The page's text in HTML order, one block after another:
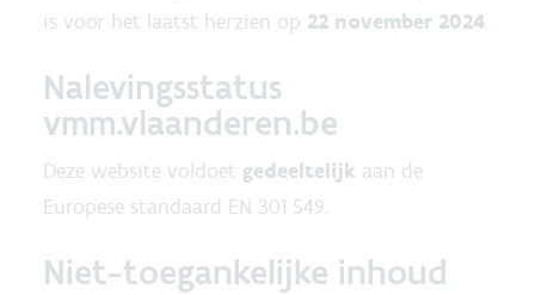
is voor het laatst herzien op 22 november 2024.
Nalevingsstatus
vmm.vlaanderen.be
Deze website voldoet gedeeltelijk aan de
Europese standaard EN 301 549.
Niet-toegankelijke inhoud